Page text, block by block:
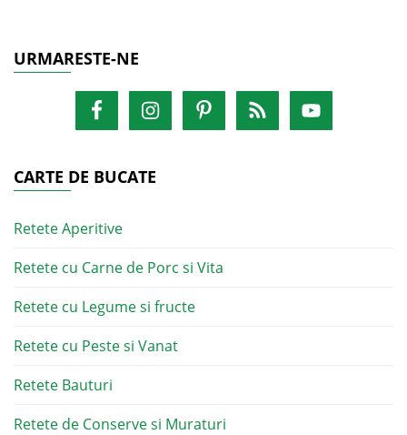
URMARESTE-NE
CARTE DE BUCATE
Retete Aperitive
Retete cu Carne de Porc si Vita
Retete cu Legume si fructe
Retete cu Peste si Vanat
Retete Bauturi
Retete de Conserve si Muraturi